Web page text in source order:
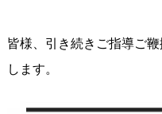
皆様、引き続きご指導ご
します。